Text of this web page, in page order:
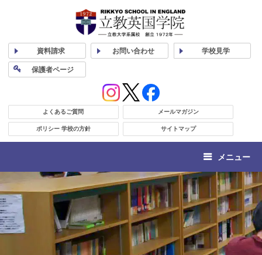
資料請求 お問い合わせ 学校見学
保護者ページ
よくあるご質問 メールマガジン
ポリシー 学校の方針 サイトマップ
メニュー